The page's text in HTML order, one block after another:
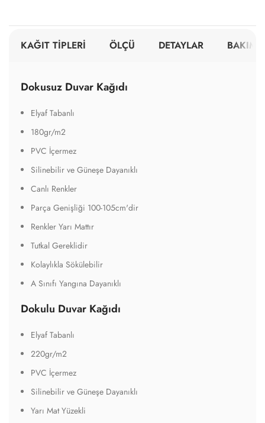
KAĞIT TİPLERİ ÖLÇÜ DETAYLAR BAKIM
Dokusuz Duvar Kağıdı
Elyaf Tabanlı
180gr/m2
PVC İçermez
Silinebilir ve Güneşe Dayanıklı
Canlı Renkler
Parça Genişliği 100-105cm'dir
Renkler Yarı Mattır
Tutkal Gereklidir
Kolaylıkla Sökülebilir
A Sınıfı Yangına Dayanıklı
Dokulu Duvar Kağıdı
Elyaf Tabanlı
220gr/m2
PVC İçermez
Silinebilir ve Güneşe Dayanıklı
Yarı Mat Yüzekli